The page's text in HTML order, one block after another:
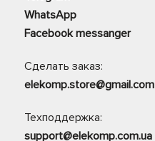
WhatsApp
Facebook messanger
Сделать заказ:
elekomp.store@gmail.com
Техподдержка:
support@elekomp.com.ua